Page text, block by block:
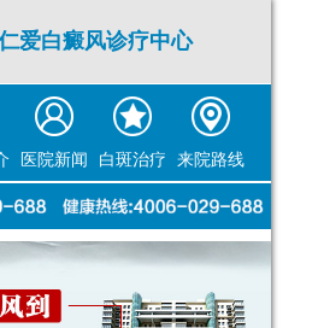
爱白癜风诊疗中心
医院新闻 白斑治疗 来院路线